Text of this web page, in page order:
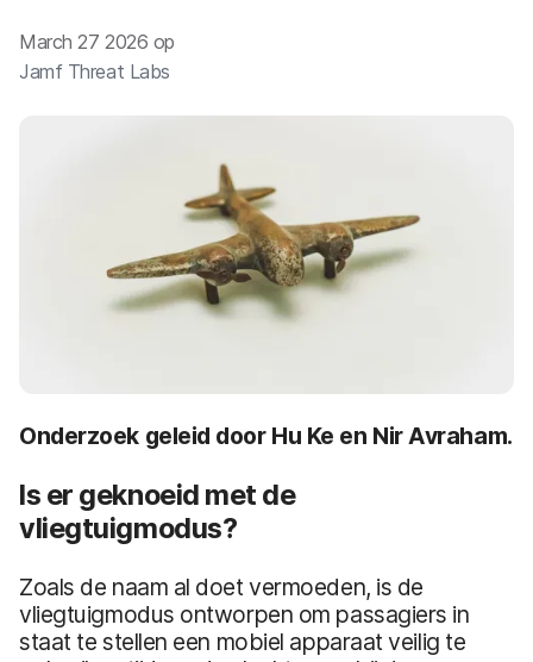
March 27 2026 op
Jamf Threat Labs
Onderzoek geleid door Hu Ke en Nir Avraham.
Is er geknoeid met de
vliegtuigmodus?
Zoals de naam al doet vermoeden, is de
vliegtuigmodus ontworpen om passagiers in
staat te stellen een mobiel apparaat veilig te